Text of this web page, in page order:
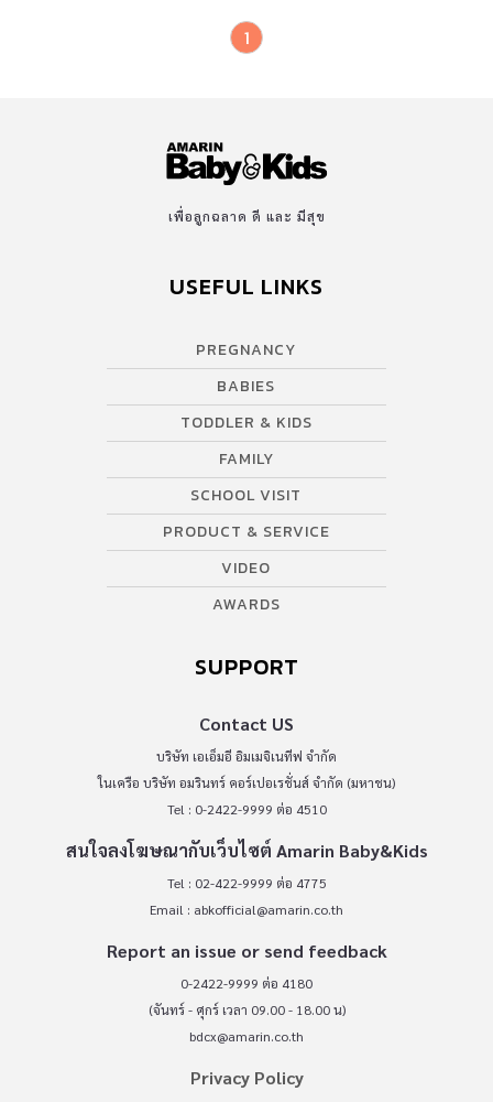
1
เพื่อลูกฉลาด ดี และ มีสุข
USEFUL LINKS
PREGNANCY
BABIES
TODDLER & KIDS
FAMILY
SCHOOL VISIT
PRODUCT & SERVICE
VIDEO
AWARDS
SUPPORT
Contact US
บริษัท เอเอ็มอี อิมเมจิเนทีฟ จำกัด
ในเครือ บริษัท อมรินทร์ คอร์เปอเรชั่นส์ จำกัด (มหาชน)
Tel : 0-2422-9999 ต่อ 4510
สนใจลงโฆษณากับเว็บไซต์ Amarin Baby&Kids
Tel : 02-422-9999 ต่อ 4775
Email : abkofficial@amarin.co.th
Report an issue or send feedback
0-2422-9999 ต่อ 4180
(จันทร์ - ศุกร์ เวลา 09.00 - 18.00 น)
bdcx@amarin.co.th
Privacy Policy